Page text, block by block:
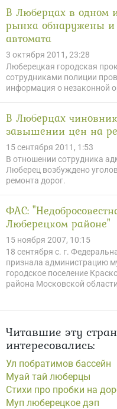
В Люберцах в одном
рынка обнаружены
автомата
3 октября 2011, 23:28
Люберецкая городская
сотрудниками полиции
информация о незаконной
В Люберцах
завышении цен на
15 сентября 2011, 1:53
В отношении сотрудника
Люберец возбуждено
ремонта дорог.
ФАС:
Люберецком районе"
15 ноября 2007, 10:15
18 сентября с. г.
признала администрацию
городское поселение
района Московской
Читавшие эту
интересовались:
Ул побратимов бассейн
Муай тай люберцы
Стихи про пробки на
Муп люберецкое дэп